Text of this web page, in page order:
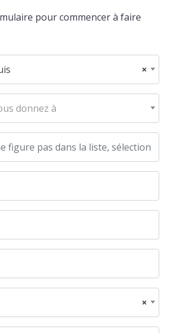
pour commencer à faire
×
donnez à
×